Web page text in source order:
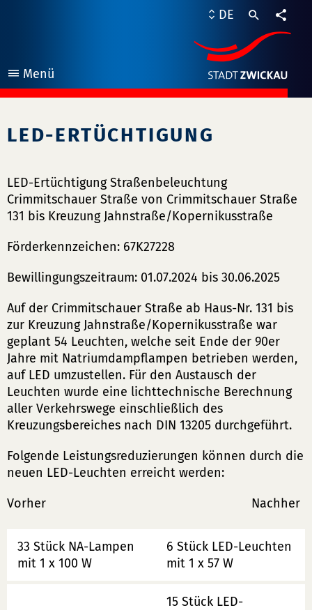
Menü
öffnen
DE
LED-ERTÜCHTIGUNG
LED-Ertüchtigung Straßenbeleuchtung
Crimmitschauer Straße von Crimmitschauer Straße
131 bis Kreuzung Jahnstraße/Kopernikusstraße
Förderkennzeichen: 67K27228
Bewillingungszeitraum: 01.07.2024 bis 30.06.2025
Auf der Crimmitschauer Straße ab Haus-Nr. 131 bis
zur Kreuzung Jahnstraße/Kopernikusstraße war
geplant 54 Leuchten, welche seit Ende der 90er
Jahre mit Natriumdampflampen betrieben werden,
auf LED umzustellen. Für den Austausch der
Leuchten wurde eine lichttechnische Berechnung
aller Verkehrswege einschließlich des
Kreuzungsbereiches nach DIN 13205 durchgeführt.
Folgende Leistungsreduzierungen können durch die
neuen LED-Leuchten erreicht werden:
Vorher Nachher
33 Stück NA-Lampen
mit 1 x 100 W
6 Stück LED-Leuchten
mit 1 x 57 W
15 Stück LED-